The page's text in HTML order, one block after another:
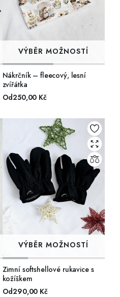
VÝBĚR MOŽNOSTÍ
Nákrčník – fleecový, lesní
zvířátka
Od250,00 Kč
VÝBĚR MOŽNOSTÍ
Zimní softshellové rukavice s
kožíškem
Od290,00 Kč